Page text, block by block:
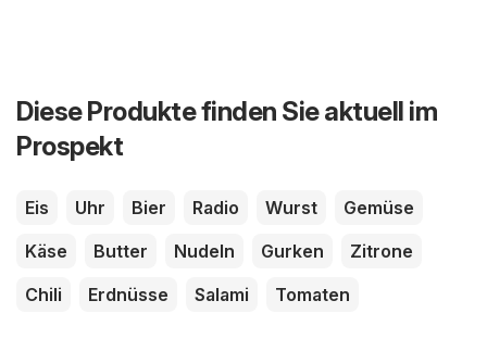
Diese Produkte finden Sie aktuell im
Prospekt
Eis Uhr Bier Radio Wurst
Gemüse
Käse
Butter Nudeln Gurken
Zitrone
Chili
Erdnüsse Salami Tomaten